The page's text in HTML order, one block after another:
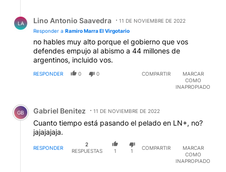
LA Lino Antonio Saavedra
11 DE NOVIEMBRE DE 2022
Responder a Ramiro Marra El Virgotario
no hables muy alto porque el gobierno que vos
defendes empujo al abismo a 44 millones de
argentinos, incluido vos.
RESPONDER 0 0 COMPARTIR
MARCAR
COMO
INAPROPIADO
Comentario de Gabriel Benitez.
GB Gabriel Benitez 11 DE NOVIEMBRE DE 2022
Cuanto tiempo está pasando el pelado en LN+, no?
jajajajaja.
RESPONDER
2
RESPUESTAS
1 1
COMPARTIR
MARCAR
COMO
INAPROPIADO